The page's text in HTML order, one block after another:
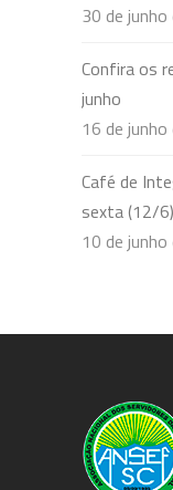
30 de
Confira os
junho
16 de
Café de
sexta (12/6)
10 de